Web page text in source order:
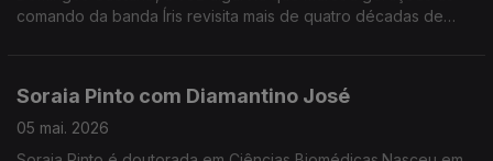
comando da banda Íris revisita mais de quatro décadas de
Soraia Pinto com Diamantino José
05 mai. 2026